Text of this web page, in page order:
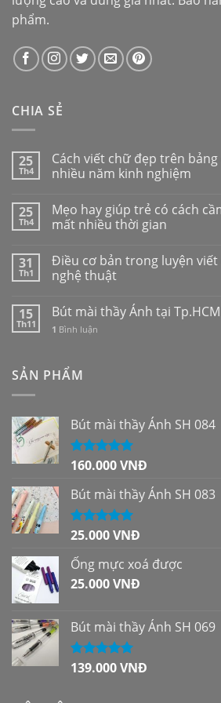
phẩm.
CHIA SẺ
25
Th4
Cách viết chữ đẹp trên
nhiều năm kinh nghiệm
25
Th4
Mẹo hay giúp trẻ có cách
mất nhiều thời gian
31
Th1
Điều cơ bản trong luyện viết
nghệ thuật
15
Th11
Bút mài thầy Ánh tại Tp.HCM
1 Bình luận
SẢN PHẨM
Bút mài thầy Ánh SH 084
Được xếp
sao
160.000VNĐ
Bút mài thầy Ánh SH 083
Được xếp
sao
25.000VNĐ
Ống mực xoá được
25.000VNĐ
Bút mài thầy Ánh SH 069
Được xếp
139.000VNĐ